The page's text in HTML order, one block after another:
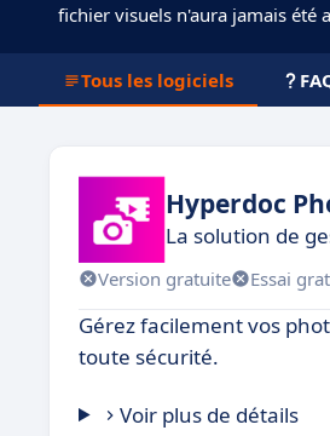
fichier visuels n'aura jamais été
Tous les logiciels
Hyperdoc
La solution de
Version gratuite Essai
Gérez facilement vos
toute sécurité.
Voir plus de détails